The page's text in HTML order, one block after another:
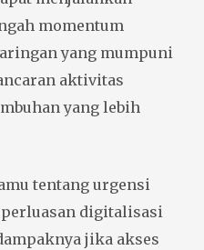
momentum
yang mumpuni
aktivitas
yang lebih
tentang urgensi
digitalisasi
jika akses